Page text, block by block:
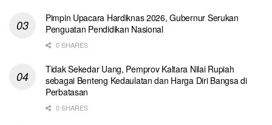
Pimpin Upacara Hardiknas 2026, Gubernur Serukan
Penguatan Pendidikan Nasional
0 SHARES
Tidak Sekedar Uang, Pemprov Kaltara Nilai Rupiah
sebagai Benteng Kedaulatan dan Harga Diri Bangsa di
Perbatasan
0 SHARES